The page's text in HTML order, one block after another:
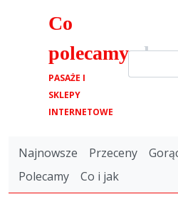
Co
polecamy.pl
PASAŻE I
SKLEPY
INTERNETOWE
Najnowsze Przeceny
Polecamy
Co i jak